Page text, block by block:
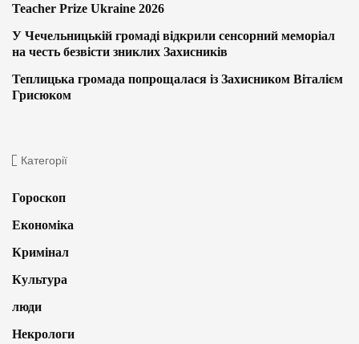
Teacher Prize Ukraine 2026
У Чечельницькій громаді відкрили сенсорний меморіал
на честь безвісти зниклих Захисників
Теплицька громада попрощалася із Захисником Віталієм
Грисюком
Категорії
Гороскоп
Економіка
Кримінал
Культура
люди
Некрологи